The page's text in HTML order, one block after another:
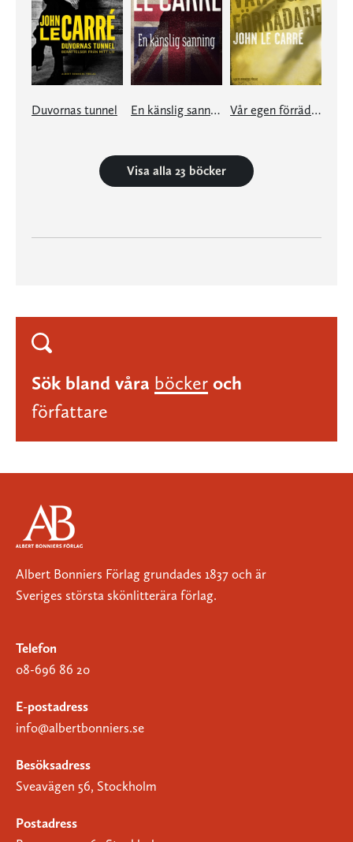
Duvornas tunnel En känslig sanning Vår egen förrädare
Visa alla 23 böcker
Sök bland våra böcker och
författare
Albert Bonniers Förlag grundades 1837 och är
Sveriges största skönlitterära förlag.
Telefon
08-696 86 20
E-postadress
info@albertbonniers.se
Besöksadress
Sveavägen 56, Stockholm
Postadress